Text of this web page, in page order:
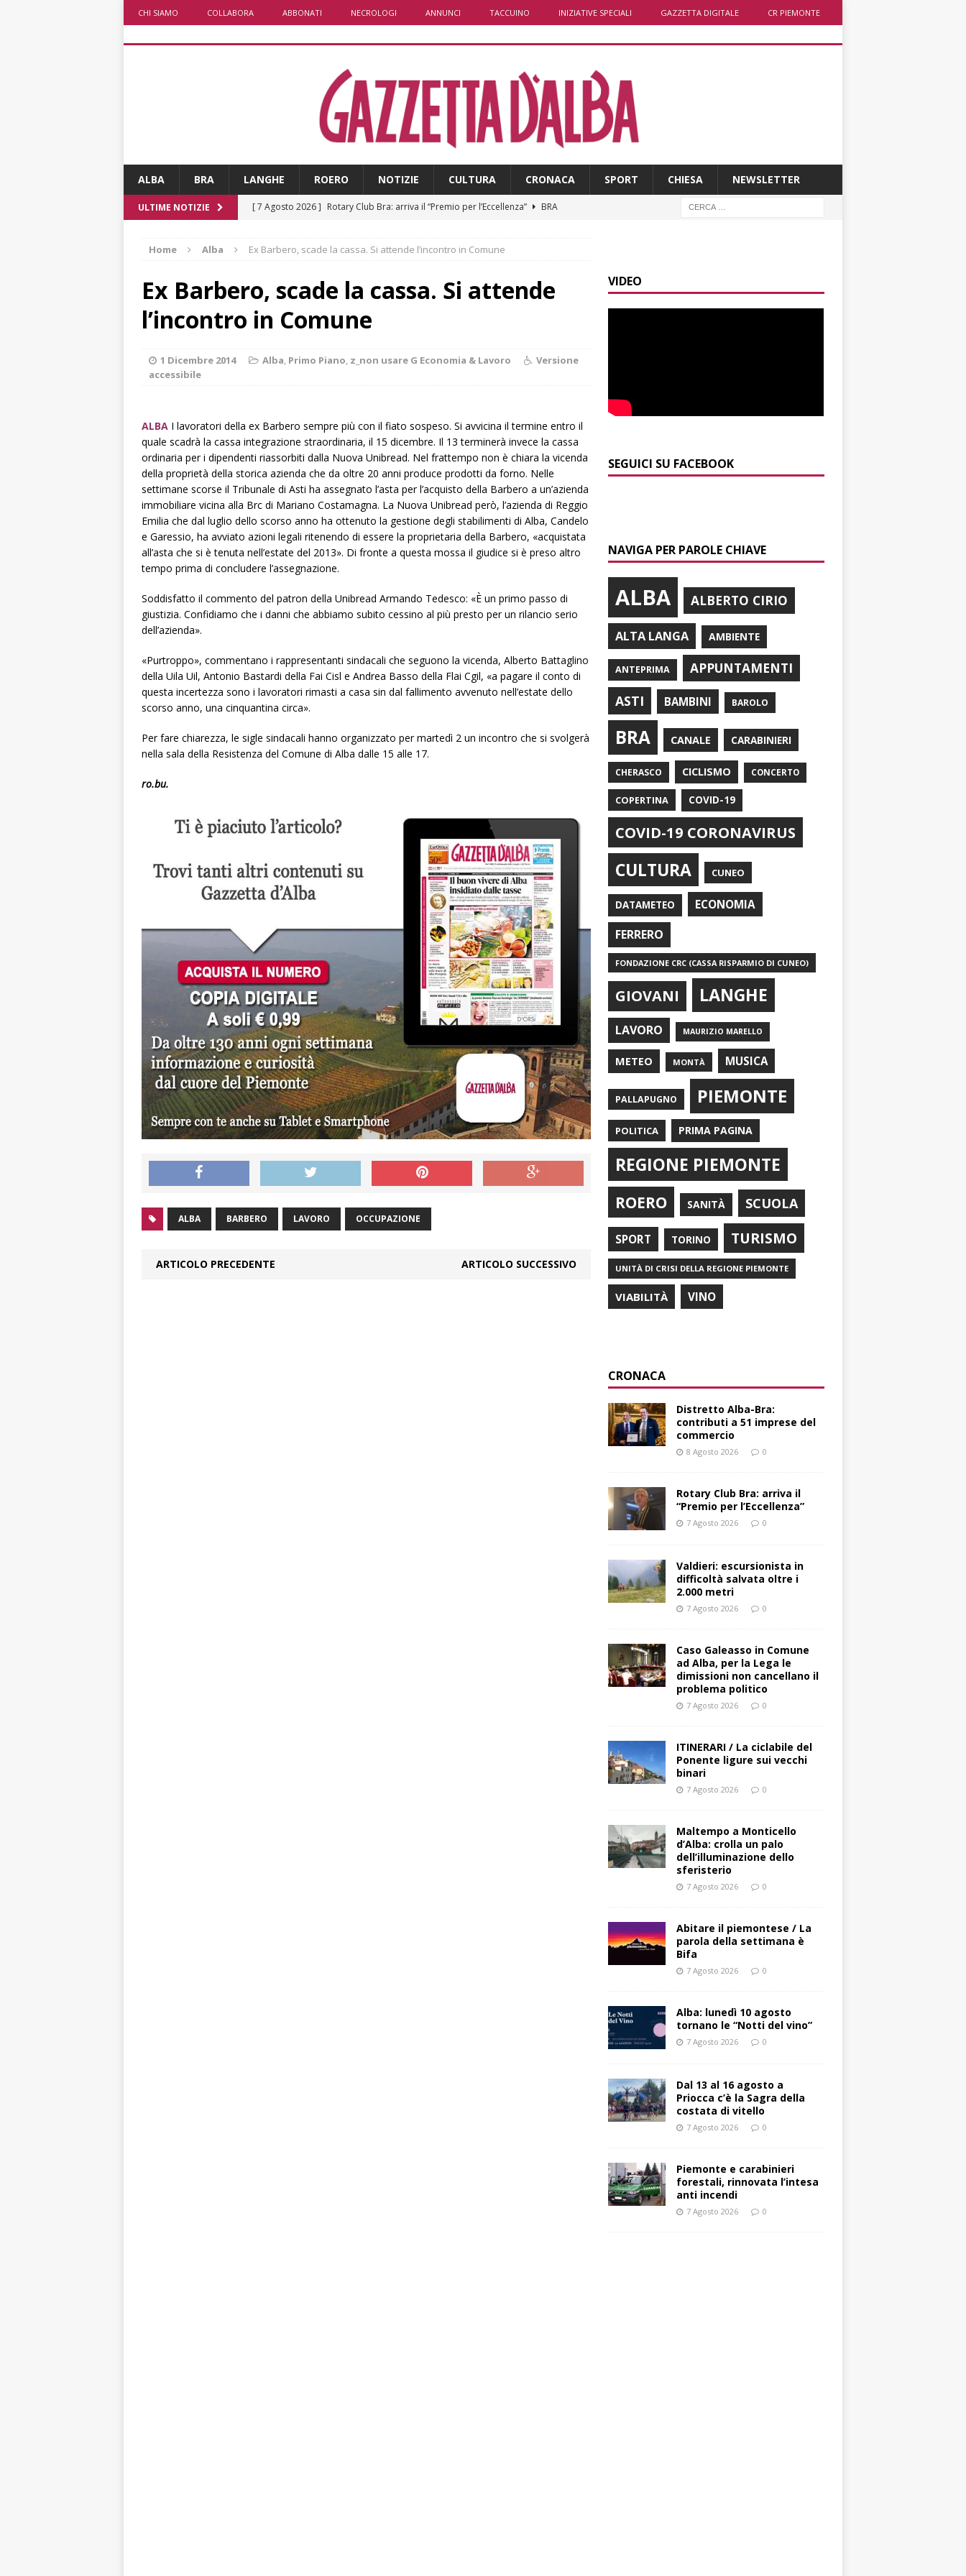
CHI SIAMO COLLABORA ABBONATI NECROLOGI ANNUNCI TACCUINO INIZIATIVE SPECIALI GAZZETTA DIGITALE CR PIEMONTE
ALBA BRA LANGHE ROERO NOTIZIE CULTURA CRONACA SPORT CHIESA NEWSLETTER
ULTIME NOTIZIE [ 7 Agosto 2026 ] Rotary Club Bra: arriva il “Premio per l’Eccellenza”
BRA
CRONACA
[ 7 Agosto 2026 ]
Caso Galeasso in Comune ad Alba, per la Lega le dimissioni
non cancellano il problema politico
[ 7 Agosto 2026 ] ITINERARI / La ciclabile del Ponente ligure sui vecchi binari
[ 7 Agosto 2026 ] Abitare il piemontese / La parola della settimana è Bifa
CULTURA
[ 7 Agosto 2026 ] Alba: lunedì 10 agosto tornano le “Notti del vino”
ALBA
[ 8 Agosto 2026 ]
Distretto Alba-Bra: contributi a 51 imprese del commercio
ALBA
Home Alba Ex Barbero, scade la cassa. Si attende l’incontro in Comune
Ex Barbero, scade la cassa. Si attende
l’incontro in Comune
1 Dicembre 2014 Alba, Primo Piano, z_non usare G Economia & Lavoro
Versione
accessibile
ALBA I lavoratori della ex Barbero sempre più con il fiato sospeso. Si avvicina il termine entro il
quale scadrà la cassa integrazione straordinaria, il 15 dicembre. Il 13 terminerà invece la cassa
ordinaria per i dipendenti riassorbiti dalla Nuova Unibread. Nel frattempo non è chiara la vicenda
della proprietà della storica azienda che da oltre 20 anni produce prodotti da forno. Nelle
settimane scorse il Tribunale di Asti ha assegnato l’asta per l’acquisto della Barbero a un’azienda
immobiliare vicina alla Brc di Mariano Costamagna. La Nuova Unibread però, l’azienda di Reggio
Emilia che dal luglio dello scorso anno ha ottenuto la gestione degli stabilimenti di Alba, Candelo
e Garessio, ha avviato azioni legali ritenendo di essere la proprietaria della Barbero, «acquistata
all’asta che si è tenuta nell’estate del 2013». Di fronte a questa mossa il giudice si è preso altro
tempo prima di concludere l’assegnazione.
Soddisfatto il commento del patron della Unibread Armando Tedesco: «È un primo passo di
giustizia. Confidiamo che i danni che abbiamo subito cessino al più presto per un rilancio serio
dell’azienda».
«Purtroppo», commentano i rappresentanti sindacali che seguono la vicenda, Alberto Battaglino
della Uila Uil, Antonio Bastardi della Fai Cisl e Andrea Basso della Flai Cgil, «a pagare il conto di
questa incertezza sono i lavoratori rimasti a casa sin dal fallimento avvenuto nell’estate dello
scorso anno, una cinquantina circa».
Per fare chiarezza, le sigle sindacali hanno organizzato per martedì 2 un incontro che si svolgerà
nella sala della Resistenza del Comune di Alba dalle 15 alle 17.
ro.bu.
ALBA BARBERO LAVORO OCCUPAZIONE
ARTICOLO PRECEDENTE ARTICOLO SUCCESSIVO
VIDEO
SEGUICI SU FACEBOOK
NAVIGA PER PAROLE CHIAVE
ALBA ALBERTO CIRIO
ALTA LANGA AMBIENTE
ANTEPRIMA
APPUNTAMENTI
ASTI
BAMBINI BAROLO
BRA CANALE CARABINIERI
CHERASCO CICLISMO CONCERTO
COPERTINA COVID-19
COVID-19 CORONAVIRUS
CULTURA CUNEO
DATAMETEO ECONOMIA
FERRERO
FONDAZIONE CRC (CASSA RISPARMIO DI CUNEO)
GIOVANI LANGHE
LAVORO MAURIZIO MARELLO
METEO MONTÀ MUSICA
PALLAPUGNO PIEMONTE
POLITICA PRIMA PAGINA
REGIONE PIEMONTE
ROERO SANITÀ SCUOLA
SPORT TORINO TURISMO
UNITÀ DI CRISI DELLA REGIONE PIEMONTE
VIABILITÀ VINO
CRONACA
Distretto Alba-Bra:
contributi a 51 imprese del
commercio
8 Agosto 2026 0
Rotary Club Bra: arriva il
“Premio per l’Eccellenza”
7 Agosto 2026 0
Valdieri: escursionista in
difficoltà salvata oltre i
2.000 metri
7 Agosto 2026 0
Caso Galeasso in Comune
ad Alba, per la Lega le
dimissioni non cancellano il
problema politico
7 Agosto 2026 0
ITINERARI / La ciclabile del
Ponente ligure sui vecchi
binari
7 Agosto 2026 0
Maltempo a Monticello
d’Alba: crolla un palo
dell’illuminazione dello
sferisterio
7 Agosto 2026 0
Abitare il piemontese / La
parola della settimana è
Bifa
7 Agosto 2026 0
Alba: lunedì 10 agosto
tornano le “Notti del vino”
7 Agosto 2026 0
Dal 13 al 16 agosto a
Priocca c’è la Sagra della
costata di vitello
7 Agosto 2026 0
Piemonte e carabinieri
forestali, rinnovata l’intesa
anti incendi
7 Agosto 2026 0